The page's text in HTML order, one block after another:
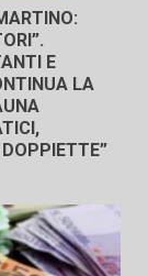
E
LA
DOPPIETTE”